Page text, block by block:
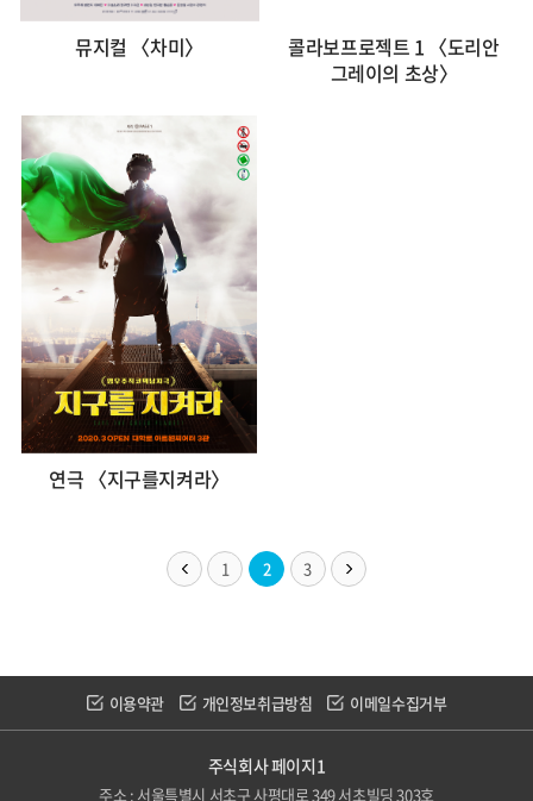
뮤지컬 〈차미〉
콜라보프로젝트 1 〈도리안
그레이의 초상〉
연극 〈지구를지켜라〉
1 2 3
이용약관 개인정보취급방침 이메일수집거부
주식회사 페이지1
주소 : 서울특별시 서초구 사평대로 349 서초빌딩 303호